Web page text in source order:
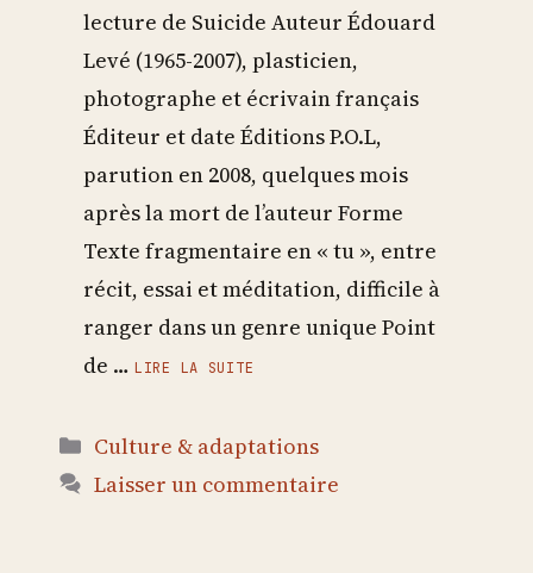
lecture de Suicide Auteur Édouard
Levé (1965-2007), plasticien,
photographe et écrivain français
Éditeur et date Éditions P.O.L,
parution en 2008, quelques mois
après la mort de l’auteur Forme
Texte fragmentaire en « tu », entre
récit, essai et méditation, difficile à
ranger dans un genre unique Point
de … LIRE LA SUITE
Catégories
Culture & adaptations
Laisser un commentaire